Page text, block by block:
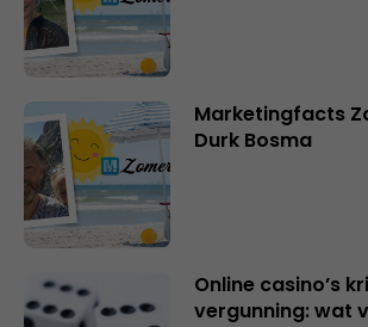
Marketingfacts
Durk Bosma
Online casino’s
vergunning: wat